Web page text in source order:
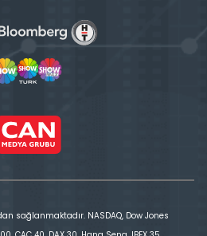
sağlanmaktadır. NASDAQ, Dow Jones